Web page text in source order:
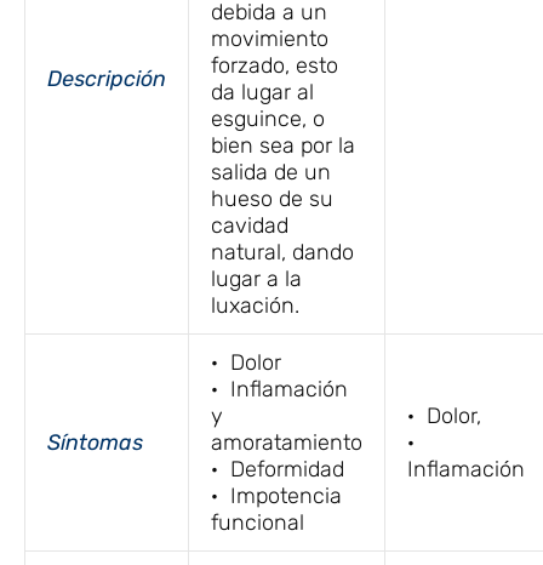
Descripción
debida a un
movimiento
forzado, esto
da lugar al
esguince, o
bien sea por la
salida de un
hueso de su
cavidad
natural, dando
lugar a la
luxación.
Síntomas
· Dolor
· Inflamación
y
amoratamiento
· Deformidad
· Impotencia
funcional
· Dolor,
·
Inflamación